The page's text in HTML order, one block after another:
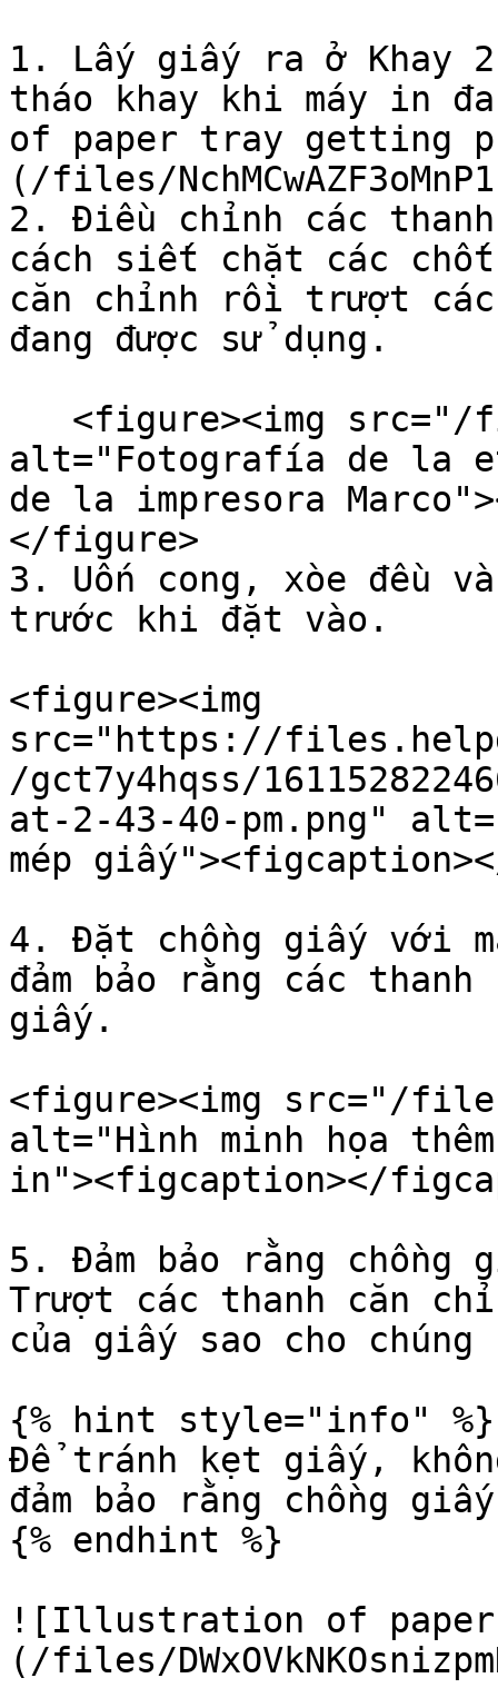
1. Lấy giấy ra ở Khay
tháo khay khi máy in
of paper tray getting
(/files/
2. Điều chỉnh các
cách siết chặt các
căn chỉnh rồi trượt
đang được sử dụng.
alt="Fotografía de la
de la impresora
</figure>
3. Uốn cong, xòe đều
trước khi đặt vào.
<figure><img
src="https://
/gct7y4hqss/
at-2-43-40-pm.png"
mép
4. Đặt chồng giấy với
đảm bảo rằng các
giấy.
<figure><img src="/
alt="Hình minh họa
in"><figcaption></
5. Đảm bảo rằng chồng
Trượt các thanh căn
của giấy sao cho
{% hint style="info" %}
Để tránh kẹt giấy,
đảm bảo rằng chồng
{% endhint %}
![Illustration of
(/files/